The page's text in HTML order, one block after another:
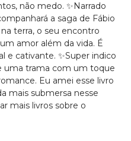
não medo. ✨Narrado
a saga de Fábio
terra, o seu encontro
amor além da vida. É
e cativante. ✨Super indico
uma trama com um toque
Eu amei esse livro
mais submersa nesse
mais livros sobre o